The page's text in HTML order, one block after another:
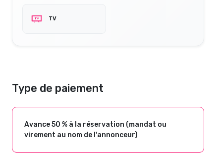
TV
Type de paiement
Avance 50 % à la réservation (mandat ou
virement au nom de l'annonceur)